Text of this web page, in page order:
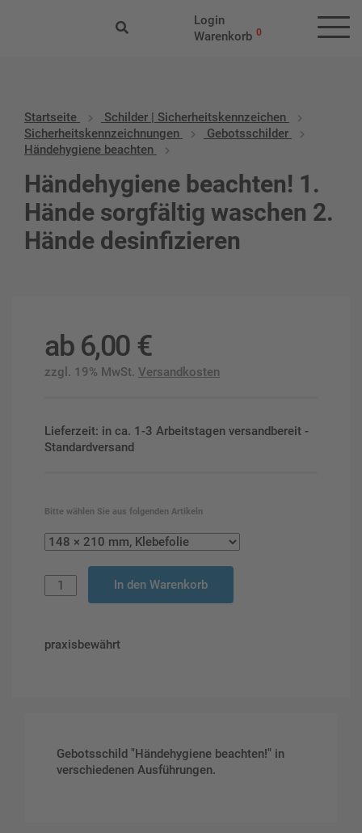
Login
Warenkorb 0
Startseite
Schilder | Sicherheitskennzeichen
Sicherheitskennzeichnungen
Gebotsschilder
Händehygiene beachten
Händehygiene beachten! 1.
Hände sorgfältig waschen 2.
Hände desinfizieren
ab 6,00 €
zzgl. 19% MwSt. Versandkosten
Lieferzeit: in ca. 1-3 Arbeitstagen versandbereit -
Standardversand
Bitte wählen Sie aus folgenden Artikeln
In den Warenkorb
praxisbewährt
Gebotsschild "Händehygiene beachten!" in
verschiedenen Ausführungen.